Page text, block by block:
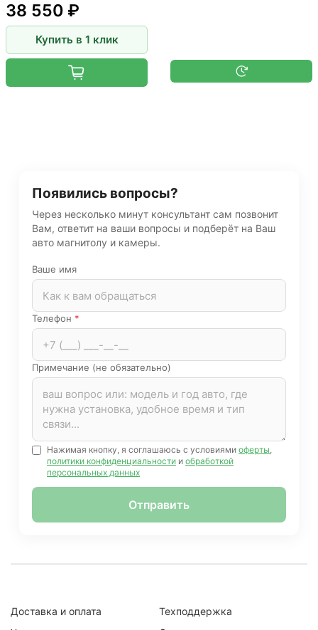
38 550 ₽
Купить в 1 клик
Появились вопросы?
Через несколько минут консультант сам позвонит
Вам, ответит на ваши вопросы и подберёт на Ваш
авто магнитолу и камеры.
Ваше имя
Телефон *
Примечание (не обязательно)
Нажимая кнопку, я соглашаюсь с условиями оферты,
политики конфиденциальности и обработкой
персональных данных
Отправить
Доставка и оплата
Техподдержка